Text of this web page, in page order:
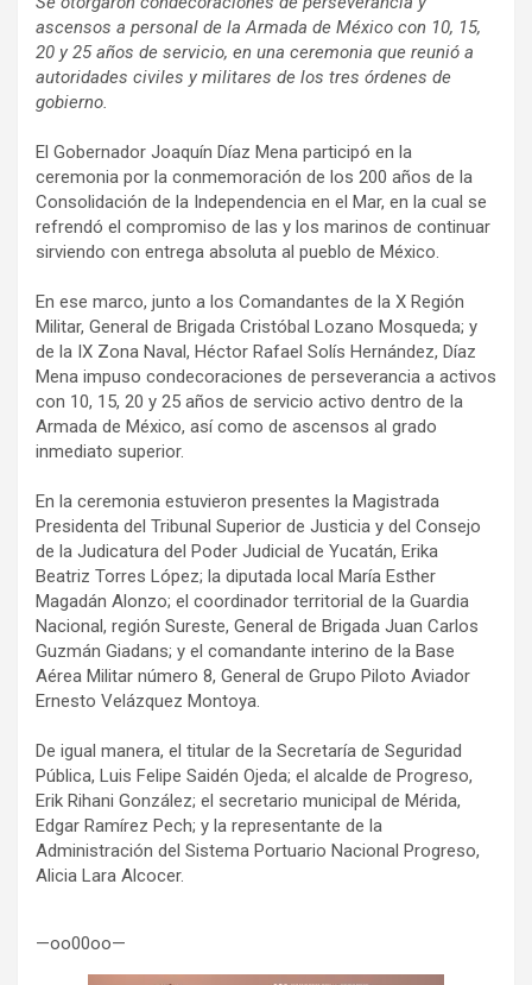
ascensos a personal de la Armada de México con 10, 15,
20 y 25 años de servicio, en una ceremonia que reunió a
autoridades civiles y militares de los tres órdenes de
gobierno.
El Gobernador Joaquín Díaz Mena participó en la
ceremonia por la conmemoración de los 200 años de la
Consolidación de la Independencia en el Mar, en la cual se
refrendó el compromiso de las y los marinos de continuar
sirviendo con entrega absoluta al pueblo de México.
En ese marco, junto a los Comandantes de la X Región
Militar, General de Brigada Cristóbal Lozano Mosqueda; y
de la IX Zona Naval, Héctor Rafael Solís Hernández, Díaz
Mena impuso condecoraciones de perseverancia a activos
con 10, 15, 20 y 25 años de servicio activo dentro de la
Armada de México, así como de ascensos al grado
inmediato superior.
En la ceremonia estuvieron presentes la Magistrada
Presidenta del Tribunal Superior de Justicia y del Consejo
de la Judicatura del Poder Judicial de Yucatán, Erika
Beatriz Torres López; la diputada local María Esther
Magadán Alonzo; el coordinador territorial de la Guardia
Nacional, región Sureste, General de Brigada Juan Carlos
Guzmán Giadans; y el comandante interino de la Base
Aérea Militar número 8, General de Grupo Piloto Aviador
Ernesto Velázquez Montoya.
De igual manera, el titular de la Secretaría de Seguridad
Pública, Luis Felipe Saidén Ojeda; el alcalde de Progreso,
Erik Rihani González; el secretario municipal de Mérida,
Edgar Ramírez Pech; y la representante de la
Administración del Sistema Portuario Nacional Progreso,
Alicia Lara Alcocer.
—oo00oo—